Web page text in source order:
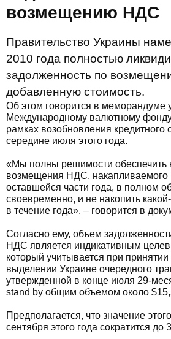
возмещению НДС
Правительство Украины
2010 года полностью
задолженность по
добавленную стоимость.
Об этом говорится в меморандуме
Международному валютному
рамках возобновления кредитного
середине июля этого года.
«Мы полны решимости обеспечить
возмещения НДС, накапливаемого
оставшейся части года, в полном
своевременно, и не накопить
в течение года», – говорится в
Согласно ему, объем
НДС является индикативным
который учитывается при
выделении Украине очередного
утвержденной в конце июля 29-
stand by общим объемом около
Предполагается, что значение
сентября этого года сократится до